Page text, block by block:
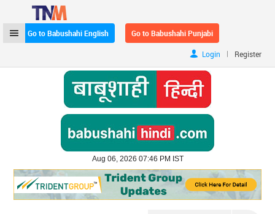
Go to Babushahi English Go to Babushahi Punjabi
Login | Register
Aug 06, 2026 07:46 PM IST